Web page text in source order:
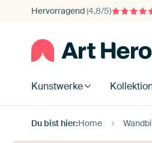
Hervorragend(4,8/5)
Kunstwerke
Du bist hier:Home